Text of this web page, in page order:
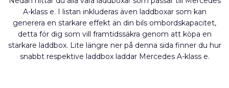
A-klass e. I listan inkluderas även laddboxar som kan
generera en starkare effekt än din bils ombordskapacitet,
detta för dig som vill framtidssäkra genom att köpa en
starkare laddbox. Lite längre ner på denna sida finner du hur
snabbt respektive laddbox laddar Mercedes A-klass e.